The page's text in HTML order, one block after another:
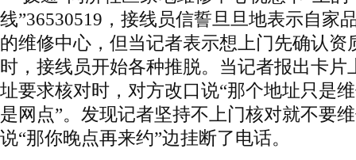
线”36530519，接线员信誓旦旦地表示自家
的维修中心，但当记者表示想上门先确认资
时，接线员开始各种推脱。当记者报出卡片
址要求核对时，对方改口说“那个地址只是
是网点”。发现记者坚持不上门核对就不要
说“那你晚点再来约”边挂断了电话。